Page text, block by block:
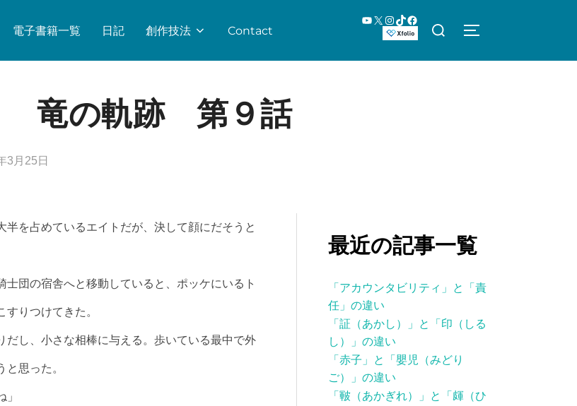
電子書籍一覧 日記 創作技法 Contact
YouTube
X Instagram
TikTokFacebook
検
対
サイドバーとナビ
竜の軌跡 第９話
3月25日
を占めているエイトだが、決して顔にだそうと
団の宿舎へと移動していると、ポッケにいるト
りつけてきた。
し、小さな相棒に与える。歩いている最中で外
思った。
最近の記事一覧
「アカウンタビリティ」と「責
任」の違い
「証（あかし）」と「印（しる
し）」の違い
「赤子」と「嬰児（みどり
ご）」の違い
「皸（あかぎれ）」と「皹（ひ